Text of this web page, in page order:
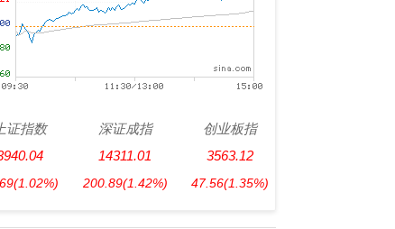
上证指数
(1.02%)
深证成指
14311.01
200.89(1.42%)
创业板指
3563.12
47.56(1.35%)